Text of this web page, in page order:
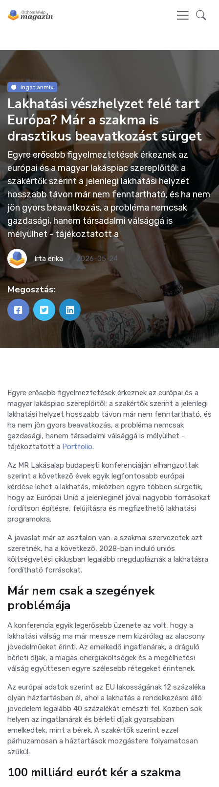
Ingatlanmix
Lakhatási vészhelyzet felé tart
Európa? Már a szakma is
drasztikus beavatkozást sürget
Egyre erősebb figyelmeztetések érkeznek az
európai és a magyar lakáspiac szereplőitől: a
szakértők szerint a jelenlegi lakhatási helyzet
hosszabb távon már nem fenntartható, és ha nem
jön gyors beavatkozás, a probléma nemcsak
gazdasági, hanem társadalmi válsággá is
mélyülhet - tájékoztatott a
írta erika 2026-05-24
Megosztás:
Egyre erősebb figyelmeztetések érkeznek az európai és a
magyar lakáspiac szereplőitől: a szakértők szerint a jelenlegi
lakhatási helyzet hosszabb távon már nem fenntartható, és
ha nem jön gyors beavatkozás, a probléma nemcsak
gazdasági, hanem társadalmi válsággá is mélyülhet -
tájékoztatott a Portfolio.
Az MR Lakásalap budapesti konferenciáján elhangzottak
szerint a következő évek egyik legfontosabb európai
kérdése lehet a lakhatás, miközben egyre többen sürgetik,
hogy az Európai Unió a jelenleginél jóval nagyobb forrásokat
fordítson építésre, felújításra és megfizethető lakhatási
programokra.
A javaslat már az asztalon van: a szakmai szervezetek azt
szeretnék, ha a következő, 2028-ban induló uniós
költségvetési ciklusban legalább megdupláznák a lakhatásra
fordítható forrásokat.
Már nem csak a szegények
problémája
A konferencia egyik legerősebb üzenete az volt, hogy a
lakhatási válság ma már messze nem kizárólag az alacsony
jövedelműeket érinti. Az emelkedő ingatlanárak, a dráguló
bérleti díjak, a magas energiaköltségek és a megélhetési
válság együttesen egyre szélesebb rétegeket érintenek.
Az európai adatok szerint az EU lakosságának 12 százaléka
olyan háztartásban él, ahol a lakhatás a rendelkezésre álló
jövedelem legalább 40 százalékát emészti fel. Közben sok
helyen az ingatlanárak és bérleti díjak gyorsabban
emelkedtek, mint a bérek. A szakértők szerint ezzel
párhuzamosan a háztartások mozgástere folyamatosan
szűkül.
100 milliárd eurót kér a szakma